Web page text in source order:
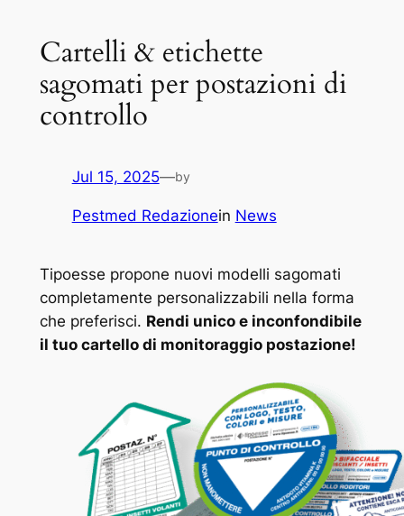
Cartelli & etichette
sagomati per postazioni di
controllo
Jul 15, 2025—by
Pestmed Redazionein News
Tipoesse propone nuovi modelli sagomati
completamente personalizzabili nella forma
che preferisci. Rendi unico e inconfondibile
il tuo cartello di monitoraggio postazione!